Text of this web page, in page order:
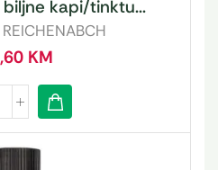
kapi/tinktu...
KM